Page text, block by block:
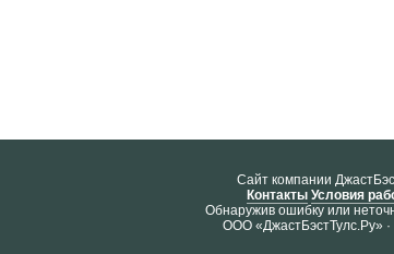
Cайт компании
Контакты Условия
Обнаружив ошибку или
ООО «ДжастБэстТулс.Ру»